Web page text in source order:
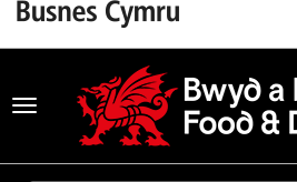
Toggle
navigation